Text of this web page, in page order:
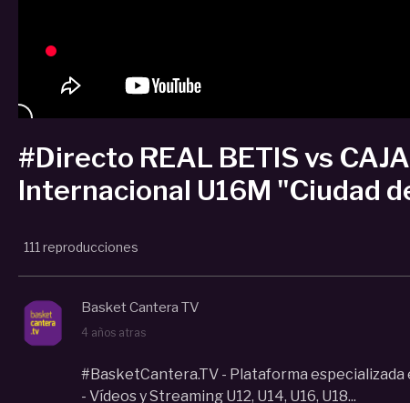
#Directo REAL BETIS vs
Internacional U16M "Ciudad
111 reproducciones
Basket Cantera TV
4 años atras
#BasketCantera.TV - Plataforma especializada
- Vídeos y Streaming U12, U14, U16, U18...